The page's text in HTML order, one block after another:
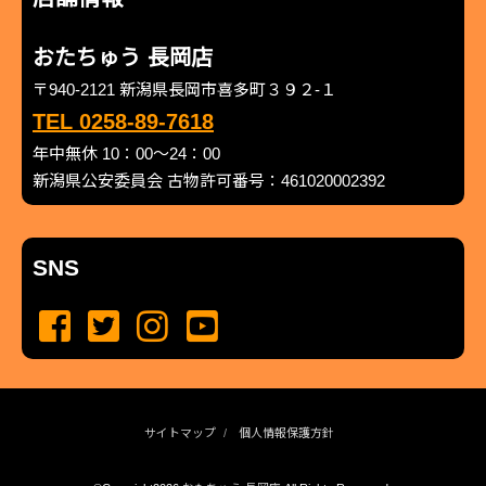
おたちゅう 長岡店
〒940-2121 新潟県長岡市喜多町３９２-１
TEL 0258-89-7618
年中無休 10：00～24：00
新潟県公安委員会 古物許可番号：461020002392
SNS
サイトマップ 個人情報保護方針